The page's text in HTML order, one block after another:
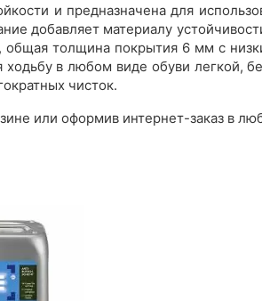
и предназначена для
добавляет материалу
толщина покрытия 6 мм с
ходьбу в любом виде обуви легкой,
чисток.
или оформив интернет-заказ в